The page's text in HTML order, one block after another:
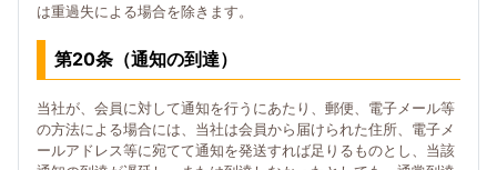
は重過失による場合を除きます。
第20条（通知の到達）
当社が、会員に対して通知を行うにあたり、郵便、電子メール等
の方法による場合には、当社は会員から届けられた住所、電子メ
ールアドレス等に宛てて通知を発送すれば足りるものとし、当該